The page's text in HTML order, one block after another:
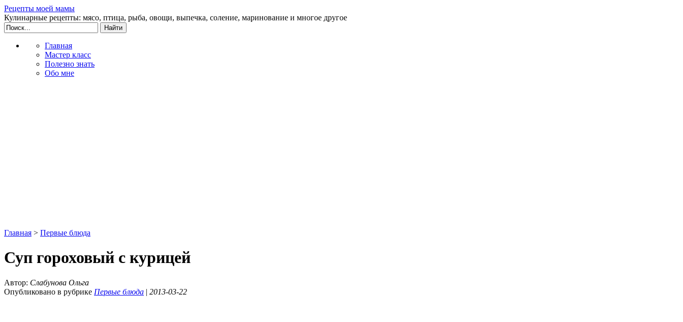
Рецепты моей мамы
Кулинарные рецепты: мясо, птица, рыба, овощи, выпечка, соление, маринование и многое другое
Главная
Мастер класс
Полезно знать
Обо мне
Главная > Первые блюда
Суп гороховый с курицей
Автор: Слабунова Ольга
Опубликовано в рубрике Первые блюда | 2013-03-22